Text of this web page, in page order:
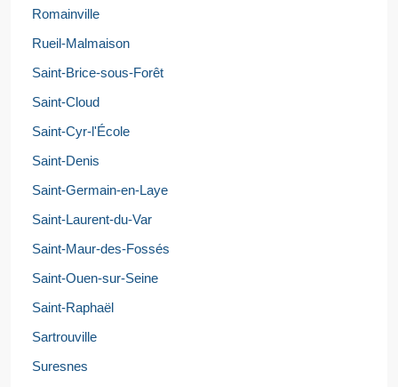
Romainville
Rueil-Malmaison
Saint-Brice-sous-Forêt
Saint-Cloud
Saint-Cyr-l'École
Saint-Denis
Saint-Germain-en-Laye
Saint-Laurent-du-Var
Saint-Maur-des-Fossés
Saint-Ouen-sur-Seine
Saint-Raphaël
Sartrouville
Suresnes